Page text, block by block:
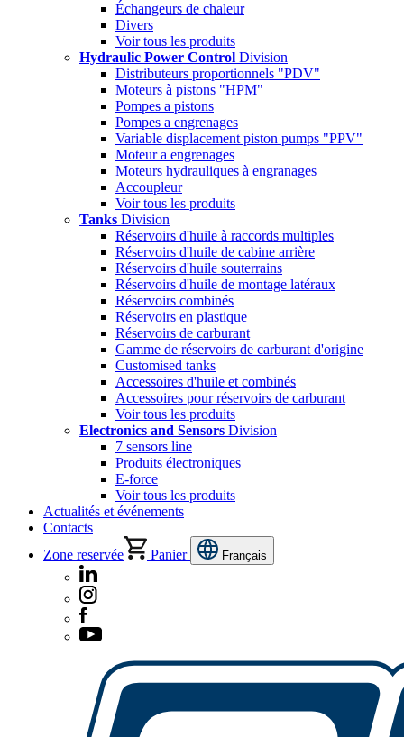
Échangeurs de chaleur
Divers
Voir tous les produits
Hydraulic Power Control Division
Distributeurs proportionnels "PDV"
Moteurs à pistons "HPM"
Pompes a pistons
Pompes a engrenages
Variable displacement piston pumps "PPV"
Moteur a engrenages
Moteurs hydrauliques à engranages
Accoupleur
Voir tous les produits
Tanks Division
Réservoirs d'huile à raccords multiples
Réservoirs d'huile de cabine arrière
Réservoirs d'huile souterrains
Réservoirs d'huile de montage latéraux
Réservoirs combinés
Réservoirs en plastique
Réservoirs de carburant
Gamme de réservoirs de carburant d'origine
Customised tanks
Accessoires d'huile et combinés
Accessoires pour réservoirs de carburant
Voir tous les produits
Electronics and Sensors Division
7 sensors line
Produits électroniques
E-force
Voir tous les produits
Actualités et événements
Contacts
Zone reservée
Panier Français